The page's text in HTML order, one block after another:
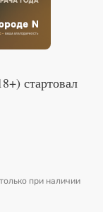
стартовал
при наличии